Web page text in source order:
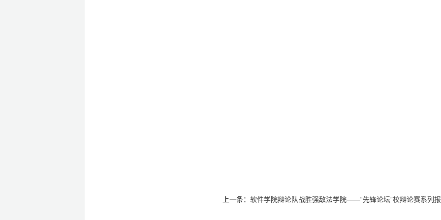
上一条： 软件学院辩论队战胜强敌法学院——“先锋论坛”校辩论赛系列报